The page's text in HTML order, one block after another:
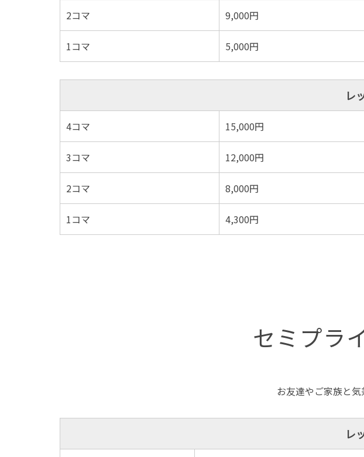
2コマ 9,000円
1コマ 5,000円
レ
4コマ 15,000円
3コマ 12,000円
2コマ 8,000円
1コマ 4,300円
セミプラ
お友達やご家族と気
レ